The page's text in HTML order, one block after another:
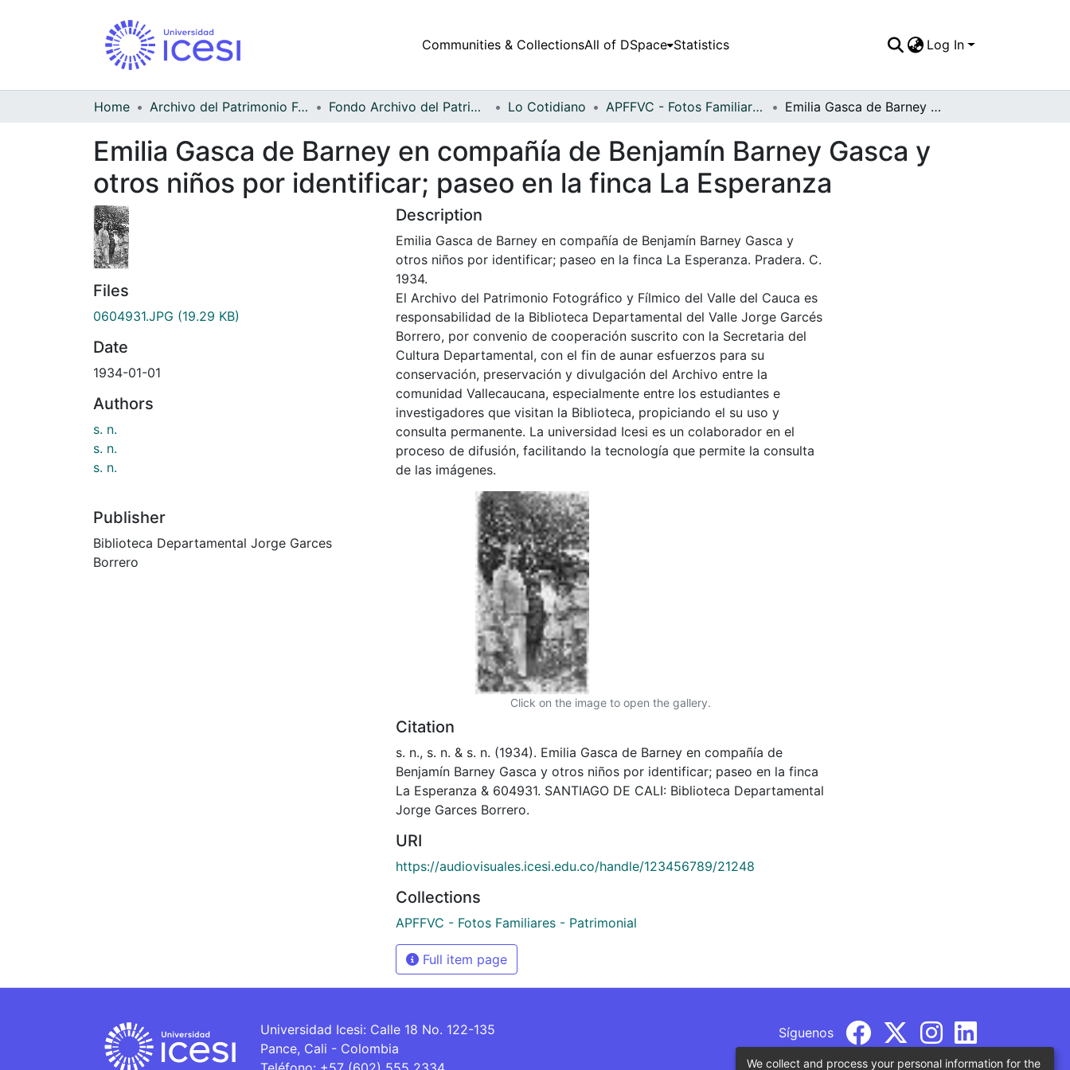
Communities & CollectionsAll of DSpace Statistics Log In
Home Archivo del Patrimonio Fotográfico y Fílmico del Valle del Cauca Fondo Archivo del Patrimonio Fotográfico y Fílmico del Valle del Cauca Lo Cotidiano APFFVC - Fotos Familiares - Patrimonial Emilia Gasca de Barney en compañía de Benjamín Barney Gasca y otros niños por identificar; paseo en la finca La Esperanza
Emilia Gasca de Barney en compañía de Benjamín Barney Gasca y
otros niños por identificar; paseo en la finca La Esperanza
Files
0604931.JPG (19.29 KB)
Date
1934-01-01
Authors
s. n.
s. n.
s. n.
Publisher
Biblioteca Departamental Jorge Garces
Borrero
Description
Emilia Gasca de Barney en compañía de Benjamín Barney Gasca y
otros niños por identificar; paseo en la finca La Esperanza. Pradera. C.
1934.
El Archivo del Patrimonio Fotográfico y Fílmico del Valle del Cauca es
responsabilidad de la Biblioteca Departamental del Valle Jorge Garcés
Borrero, por convenio de cooperación suscrito con la Secretaria del
Cultura Departamental, con el fin de aunar esfuerzos para su
conservación, preservación y divulgación del Archivo entre la
comunidad Vallecaucana, especialmente entre los estudiantes e
investigadores que visitan la Biblioteca, propiciando el su uso y
consulta permanente. La universidad Icesi es un colaborador en el
proceso de difusión, facilitando la tecnología que permite la consulta
de las imágenes.
Click on the image to open the gallery.
Citation
s. n., s. n. & s. n. (1934). Emilia Gasca de Barney en compañía de
Benjamín Barney Gasca y otros niños por identificar; paseo en la finca
La Esperanza & 604931. SANTIAGO DE CALI: Biblioteca Departamental
Jorge Garces Borrero.
URI
https://audiovisuales.icesi.edu.co/handle/123456789/21248
Collections
APFFVC - Fotos Familiares - Patrimonial
Full item page
Universidad Icesi: Calle 18 No. 122-135
Pance, Cali - Colombia
Síguenos
We collect and process your personal information for the